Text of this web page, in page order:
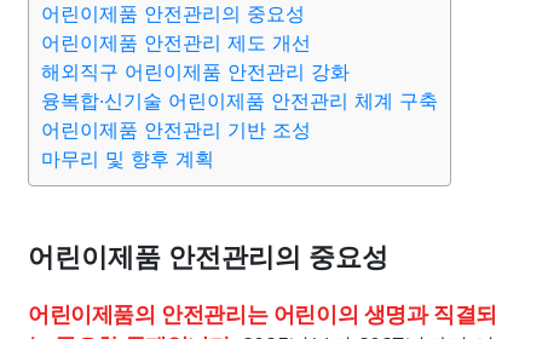
어린이제품 안전관리의 중요성
어린이제품 안전관리 제도 개선
해외직구 어린이제품 안전관리 강화
융복합·신기술 어린이제품 안전관리 체계 구축
어린이제품 안전관리 기반 조성
마무리 및 향후 계획
어린이제품 안전관리의 중요성
어린이제품의 안전관리는 어린이의 생명과 직결되